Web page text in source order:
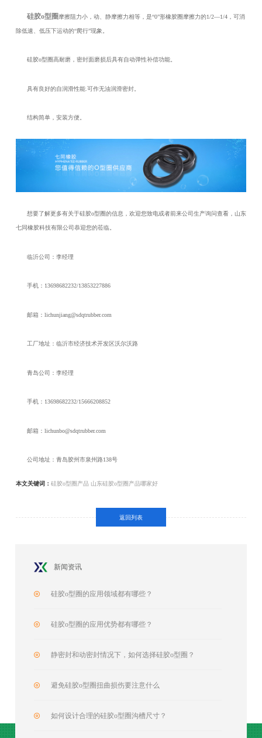
硅胶o型圈 摩擦阻力小，动、静摩擦力相等，是“0”形橡胶圈摩擦力的1/2—1/4，可消
除低速、低压下运动的“爬行”现象。
硅胶o型圈高耐磨，密封面磨损后具有自动弹性补偿功能。
具有良好的自润滑性能.可作无油润滑密封。
结构简单，安装方便。
想要了解更多有关于硅胶o型圈的信息，欢迎您致电或者前来公司生产询问查看，山东
七同橡胶科技有限公司恭迎您的莅临。
临沂公司：李经理
手机：13698682232/13853227886
邮箱：lichunjiang@sdqtrubber.com
工厂地址：临沂市经济技术开发区沃尔沃路
青岛公司：李经理
手机：13698682232/15666208852
邮箱：lichunbo@sdqtrubber.com
公司地址：青岛胶州市泉州路138号
本文关键词： 硅胶o型圈产品 山东硅胶o型圈产品哪家好
返回列表
新闻资讯
硅胶o型圈的应用领域都有哪些？
硅胶o型圈的应用优势都有哪些？
静密封和动密封情况下，如何选择硅胶o型圈？
避免硅胶o型圈扭曲损伤要注意什么
如何设计合理的硅胶o型圈沟槽尺寸？